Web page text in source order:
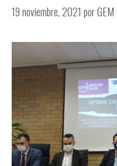
19 noviembre, 2021 porGEM